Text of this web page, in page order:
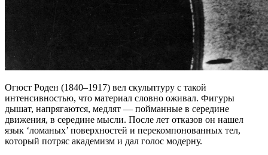
Огюст Роден (1840–1917) вел скульптуру с такой
интенсивностью, что материал словно оживал. Фигуры
дышат, напрягаются, медлят — пойманные в середине
движения, в середине мысли. После лет отказов он нашел
язык ‘ломаных’ поверхностей и перекомпонованных тел,
который потряс академизм и дал голос модерну.